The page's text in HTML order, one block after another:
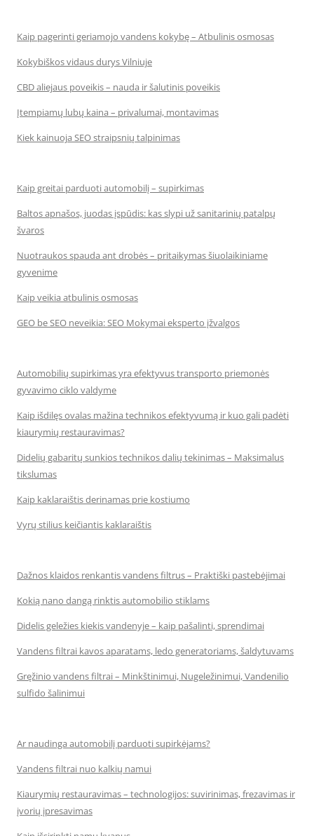
Kaip pagerinti geriamojo vandens kokybę – Atbulinis osmosas
Kokybiškos vidaus durys Vilniuje
CBD aliejaus poveikis – nauda ir šalutinis poveikis
Įtempiamų lubų kaina – privalumai, montavimas
Kiek kainuoja SEO straipsnių talpinimas
Kaip greitai parduoti automobilį – supirkimas
Baltos apnašos, juodas įspūdis: kas slypi už sanitarinių patalpų
švaros
Nuotraukos spauda ant drobės – pritaikymas šiuolaikiniame
gyvenime
Kaip veikia atbulinis osmosas
GEO be SEO neveikia: SEO Mokymai eksperto įžvalgos
Automobilių supirkimas yra efektyvus transporto priemonės
gyvavimo ciklo valdyme
Kaip išdilęs ovalas mažina technikos efektyvumą ir kuo gali padėti
kiaurymių restauravimas?
Didelių gabaritų sunkios technikos dalių tekinimas – Maksimalus
tikslumas
Kaip kaklaraištis derinamas prie kostiumo
Vyrų stilius keičiantis kaklaraištis
Dažnos klaidos renkantis vandens filtrus – Praktiški pastebėjimai
Kokią nano dangą rinktis automobilio stiklams
Didelis geležies kiekis vandenyje – kaip pašalinti, sprendimai
Vandens filtrai kavos aparatams, ledo generatoriams, šaldytuvams
Gręžinio vandens filtrai – Minkštinimui, Nugeležinimui, Vandenilio
sulfido šalinimui
Ar naudinga automobilį parduoti supirkėjams?
Vandens filtrai nuo kalkių namui
Kiaurymių restauravimas – technologijos: suvirinimas, frezavimas ir
įvorių įpresavimas